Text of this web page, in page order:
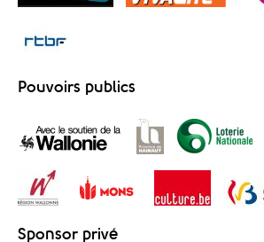
Pouvoirs publics
Sponsor privé